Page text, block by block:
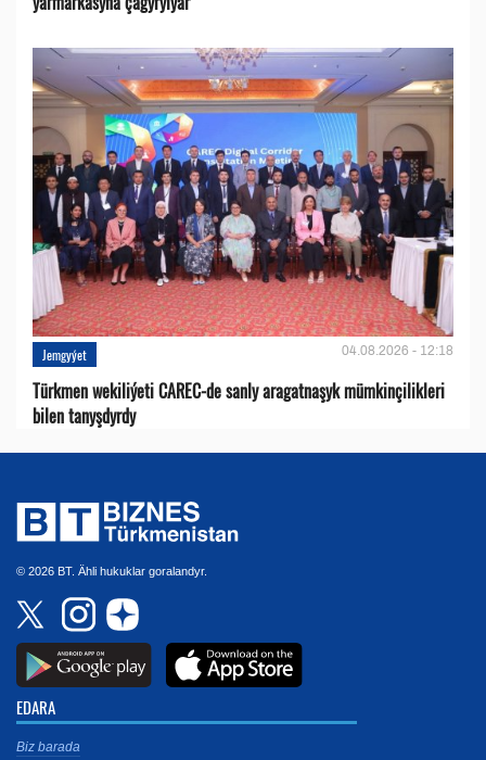
Jemgyýet 04.08.2026 - 12:18
Türkmen wekiliýeti CAREC-de sanly aragatnaşyk mümkinçilikleri
bilen tanyşdyrdy
© 2026 BT. Ähli hukuklar goralandyr.
EDARA
Biz barada